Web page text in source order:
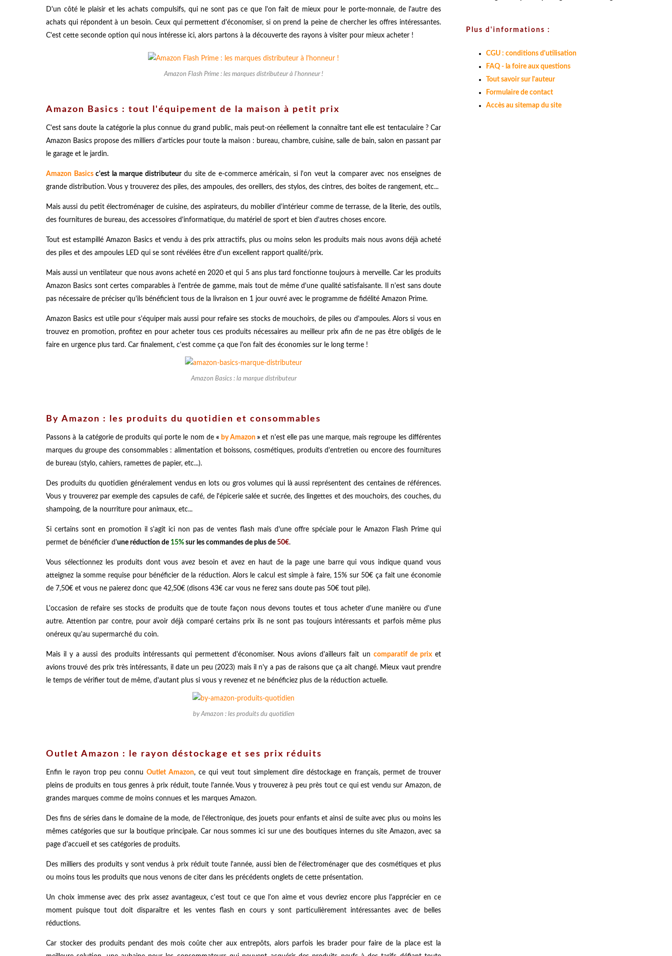
D'un côté le plaisir et les achats compulsifs, qui ne sont pas ce que l'on fait de mieux pour le porte-monnaie, de l'autre des
achats qui répondent à un besoin. Ceux qui permettent d'économiser, si on prend la peine de chercher les offres intéressantes.
C'est cette seconde option qui nous intéresse ici, alors partons à la découverte des rayons à visiter pour mieux acheter !
Amazon Flash Prime : les marques distributeur à l'honneur !
Amazon Basics : tout l'équipement de la maison à petit prix
C'est sans doute la catégorie la plus connue du grand public, mais peut-on réellement la connaître tant elle est tentaculaire ? Car
Amazon Basics propose des milliers d'articles pour toute la maison : bureau, chambre, cuisine, salle de bain, salon en passant par
le garage et le jardin.
Amazon Basicsc'est la marque distributeurdu site de e-commerce américain, si l'on veut la comparer avec nos enseignes de
grande distribution. Vous y trouverez des piles, des ampoules, des oreillers, des stylos, des cintres, des boites de rangement, etc...
Mais aussi du petit électroménager de cuisine, des aspirateurs, du mobilier d'intérieur comme de terrasse, de la literie, des outils,
des fournitures de bureau, des accessoires d'informatique, du matériel de sport et bien d'autres choses encore.
Tout est estampillé Amazon Basics et vendu à des prix attractifs, plus ou moins selon les produits mais nous avons déjà acheté
des piles et des ampoules LED qui se sont révélées être d'un excellent rapport qualité/prix.
Mais aussi un ventilateur que nous avons acheté en 2020 et qui 5 ans plus tard fonctionne toujours à merveille. Car les produits
Amazon Basics sont certes comparables à l'entrée de gamme, mais tout de même d'une qualité satisfaisante. Il n'est sans doute
pas nécessaire de préciser qu'ils bénéficient tous de la livraison en 1 jour ouvré avec le programme de fidélité Amazon Prime.
Amazon Basics est utile pour s'équiper mais aussi pour refaire ses stocks de mouchoirs, de piles ou d'ampoules. Alors si vous en
trouvez en promotion, profitez en pour acheter tous ces produits nécessaires au meilleur prix afin de ne pas être obligés de le
faire en urgence plus tard. Car finalement, c'est comme ça que l'on fait des économies sur le long terme !
Amazon Basics : la marque distributeur
By Amazon : les produits du quotidien et consommables
Passons à la catégorie de produits qui porte le nom de« by Amazon» et n'est elle pas une marque, mais regroupe les différentes
marques du groupe des consommables : alimentation et boissons, cosmétiques, produits d'entretien ou encore des fournitures
de bureau (stylo, cahiers, ramettes de papier, etc...).
Des produits du quotidien généralement vendus en lots ou gros volumes qui là aussi représentent des centaines de références.
Vous y trouverez par exemple des capsules de café, de l'épicerie salée et sucrée, des lingettes et des mouchoirs, des couches, du
shampoing, de la nourriture pour animaux, etc...
Si certains sont en promotion il s'agit ici non pas de ventes flash mais d'une offre spéciale pour le Amazon Flash Prime qui
permet de bénéficier d'une réduction de 15% sur les commandes de plus de 50€.
Vous sélectionnez les produits dont vous avez besoin et avez en haut de la page une barre qui vous indique quand vous
atteignez la somme requise pour bénéficier de la réduction. Alors le calcul est simple à faire, 15% sur 50€ ça fait une économie
de 7,50€ et vous ne paierez donc que 42,50€ (disons 43€ car vous ne ferez sans doute pas 50€ tout pile).
L'occasion de refaire ses stocks de produits que de toute façon nous devons toutes et tous acheter d'une manière ou d'une
autre. Attention par contre, pour avoir déjà comparé certains prix ils ne sont pas toujours intéressants et parfois même plus
onéreux qu'au supermarché du coin.
Mais il y a aussi des produits intéressants qui permettent d'économiser. Nous avions d'ailleurs fait un comparatif de prixet
avions trouvé des prix très intéressants, il date un peu (2023) mais il n'y a pas de raisons que ça ait changé. Mieux vaut prendre
le temps de vérifier tout de même, d'autant plus si vous y revenez et ne bénéficiez plus de la réduction actuelle.
by Amazon : les produits du quotidien
Outlet Amazon : le rayon déstockage et ses prix réduits
Enfin le rayon trop peu connu Outlet Amazon, ce qui veut tout simplement dire déstockage en français, permet de trouver
pleins de produits en tous genres à prix réduit, toute l'année. Vous y trouverez à peu près tout ce qui est vendu sur Amazon, de
grandes marques comme de moins connues et les marques Amazon.
Des fins de séries dans le domaine de la mode, de l'électronique, des jouets pour enfants et ainsi de suite avec plus ou moins les
mêmes catégories que sur la boutique principale. Car nous sommes ici sur une des boutiques internes du site Amazon, avec sa
page d'accueil et ses catégories de produits.
Des milliers des produits y sont vendus à prix réduit toute l'année, aussi bien de l'électroménager que des cosmétiques et plus
ou moins tous les produits que nous venons de citer dans les précédents onglets de cette présentation.
Un choix immense avec des prix assez avantageux, c'est tout ce que l'on aime et vous devriez encore plus l'apprécier en ce
moment puisque tout doit disparaître et les ventes flash en cours y sont particulièrement intéressantes avec de belles
réductions.
Car stocker des produits pendant des mois coûte cher aux entrepôts, alors parfois les brader pour faire de la place est la
Plus d'informations :
CGU : conditions d'utilisation
FAQ - la foire aux questions
Tout savoir sur l'auteur
Formulaire de contact
Accès au sitemap du site